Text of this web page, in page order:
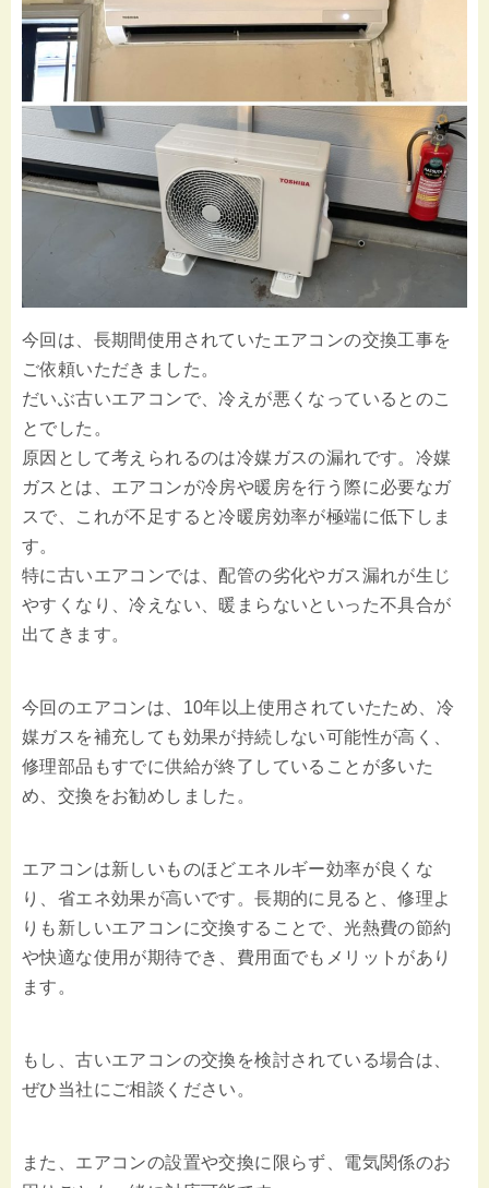
今回は、長期間使用されていたエアコンの交換工事を
ご依頼いただきました。
だいぶ古いエアコンで、冷えが悪くなっているとのこ
とでした。
原因として考えられるのは冷媒ガスの漏れです。冷媒
ガスとは、エアコンが冷房や暖房を行う際に必要なガ
スで、これが不足すると冷暖房効率が極端に低下しま
す。
特に古いエアコンでは、配管の劣化やガス漏れが生じ
やすくなり、冷えない、暖まらないといった不具合が
出てきます。
今回のエアコンは、10年以上使用されていたため、冷
媒ガスを補充しても効果が持続しない可能性が高く、
修理部品もすでに供給が終了していることが多いた
め、交換をお勧めしました。
エアコンは新しいものほどエネルギー効率が良くな
り、省エネ効果が高いです。長期的に見ると、修理よ
りも新しいエアコンに交換することで、光熱費の節約
や快適な使用が期待でき、費用面でもメリットがあり
ます。
もし、古いエアコンの交換を検討されている場合は、
ぜひ当社にご相談ください。
また、エアコンの設置や交換に限らず、電気関係のお